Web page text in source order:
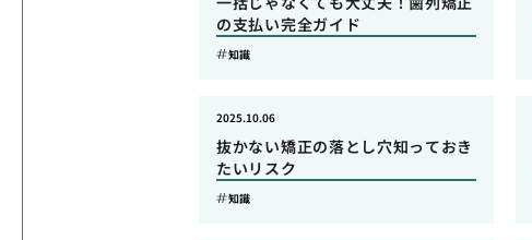
の支払い完全ガイド
知識
抜かない矯正の落とし穴知っておき
たいリスク
2025.10.06
知識